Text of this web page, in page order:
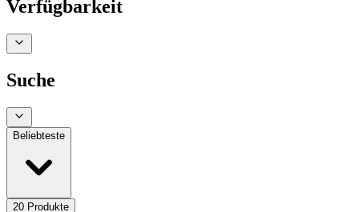
Verfügbarkeit
Suche
Beliebteste
20 Produkte